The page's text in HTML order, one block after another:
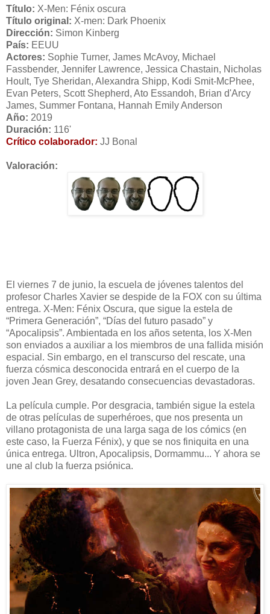
Título: X-Men: Fénix oscura
Título original: X-men: Dark Phoenix
Dirección: Simon Kinberg
País: EEUU
Actores: Sophie Turner, James McAvoy, Michael
Fassbender, Jennifer Lawrence, Jessica Chastain, Nicholas
Hoult, Tye Sheridan, Alexandra Shipp, Kodi Smit-McPhee,
Evan Peters, Scott Shepherd, Ato Essandoh, Brian d'Arcy
James, Summer Fontana, Hannah Emily Anderson
Año: 2019
Duración: 116'
Crítico colaborador: JJ Bonal
Valoración:
El viernes 7 de junio, la escuela de jóvenes talentos del
profesor Charles Xavier se despide de la FOX con su última
entrega. X-Men: Fénix Oscura, que sigue la estela de
“Primera Generación”, “Días del futuro pasado” y
“Apocalipsis”. Ambientada en los años setenta, los X-Men
son enviados a auxiliar a los miembros de una fallida misión
espacial. Sin embargo, en el transcurso del rescate, una
fuerza cósmica desconocida entrará en el cuerpo de la
joven Jean Grey, desatando consecuencias devastadoras.
La película cumple. Por desgracia, también sigue la estela
de otras películas de superhéroes, que nos presenta un
villano protagonista de una larga saga de los cómics (en
este caso, la Fuerza Fénix), y que se nos finiquita en una
única entrega. Ultron, Apocalipsis, Dormammu... Y ahora se
une al club la fuerza psiónica.